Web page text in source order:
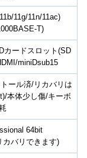
11g/11n/11ac)
T)
カードスロット(SD
miniDsub15
ール済/リカバリは
本体少し傷/キーボ
64bit
カバリできます)